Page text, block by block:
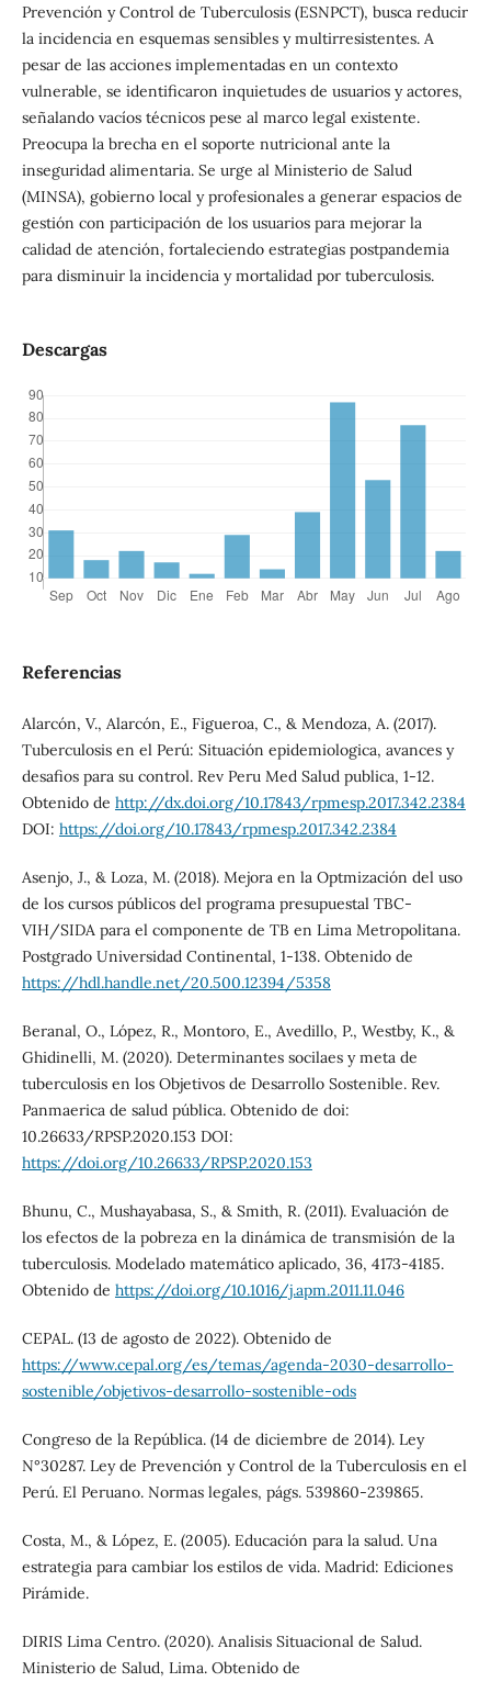
Prevención y Control de Tuberculosis (ESNPCT), busca reducir
la incidencia en esquemas sensibles y multirresistentes. A
pesar de las acciones implementadas en un contexto
vulnerable, se identificaron inquietudes de usuarios y actores,
señalando vacíos técnicos pese al marco legal existente.
Preocupa la brecha en el soporte nutricional ante la
inseguridad alimentaria. Se urge al Ministerio de Salud
(MINSA), gobierno local y profesionales a generar espacios de
gestión con participación de los usuarios para mejorar la
calidad de atención, fortaleciendo estrategias postpandemia
para disminuir la incidencia y mortalidad por tuberculosis.
Descargas
Referencias
Alarcón, V., Alarcón, E., Figueroa, C., & Mendoza, A. (2017).
Tuberculosis en el Perú: Situación epidemiologica, avances y
desafios para su control. Rev Peru Med Salud publica, 1-12.
Obtenido de http://dx.doi.org/10.17843/rpmesp.2017.342.2384
DOI: https://doi.org/10.17843/rpmesp.2017.342.2384
Asenjo, J., & Loza, M. (2018). Mejora en la Optmización del uso
de los cursos públicos del programa presupuestal TBC-
VIH/SIDA para el componente de TB en Lima Metropolitana.
Postgrado Universidad Continental, 1-138. Obtenido de
https://hdl.handle.net/20.500.12394/5358
Beranal, O., López, R., Montoro, E., Avedillo, P., Westby, K., &
Ghidinelli, M. (2020). Determinantes socilaes y meta de
tuberculosis en los Objetivos de Desarrollo Sostenible. Rev.
Panmaerica de salud pública. Obtenido de doi:
10.26633/RPSP.2020.153 DOI:
https://doi.org/10.26633/RPSP.2020.153
Bhunu, C., Mushayabasa, S., & Smith, R. (2011). Evaluación de
los efectos de la pobreza en la dinámica de transmisión de la
tuberculosis. Modelado matemático aplicado, 36, 4173-4185.
Obtenido de https://doi.org/10.1016/j.apm.2011.11.046
CEPAL. (13 de agosto de 2022). Obtenido de
https://www.cepal.org/es/temas/agenda-2030-desarrollo-
sostenible/objetivos-desarrollo-sostenible-ods
Congreso de la República. (14 de diciembre de 2014). Ley
N°30287. Ley de Prevención y Control de la Tuberculosis en el
Perú. El Peruano. Normas legales, págs. 539860-239865.
Costa, M., & López, E. (2005). Educación para la salud. Una
estrategia para cambiar los estilos de vida. Madrid: Ediciones
Pirámide.
DIRIS Lima Centro. (2020). Analisis Situacional de Salud.
Ministerio de Salud, Lima. Obtenido de